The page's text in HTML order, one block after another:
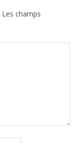
Les champs